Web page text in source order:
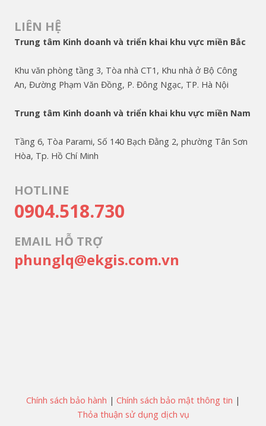
LIÊN HỆ
Trung tâm Kinh doanh và triển khai khu vực miền Bắc
Khu văn phòng tầng 3, Tòa nhà CT1, Khu nhà ở Bộ Công
An, Đường Phạm Văn Đồng, P. Đông Ngạc, TP. Hà Nội
Trung tâm Kinh doanh và triển khai khu vực miền Nam
Tầng 6, Tòa Parami, Số 140 Bạch Đằng 2, phường Tân Sơn
Hòa, Tp. Hồ Chí Minh
HOTLINE
0904.518.730
EMAIL HỖ TRỢ
phunglq@ekgis.com.vn
Chính sách bảo hành | Chính sách bảo mật thông tin |
Thỏa thuận sử dụng dịch vụ